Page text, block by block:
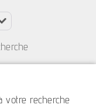
votre recherche